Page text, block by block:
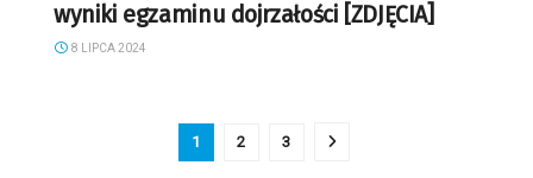
wyniki egzaminu dojrzałości [ZDJĘCIA]
8 LIPCA 2024
1 2 3